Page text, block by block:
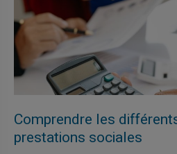
Comprendre les
prestations sociales